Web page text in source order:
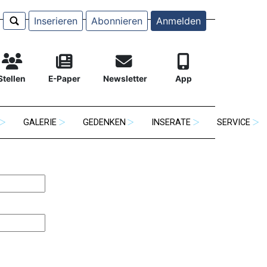
Inserieren Abonnieren Anmelden
E-Paper Newsletter App
GALERIE GEDENKEN INSERATE SERVICE